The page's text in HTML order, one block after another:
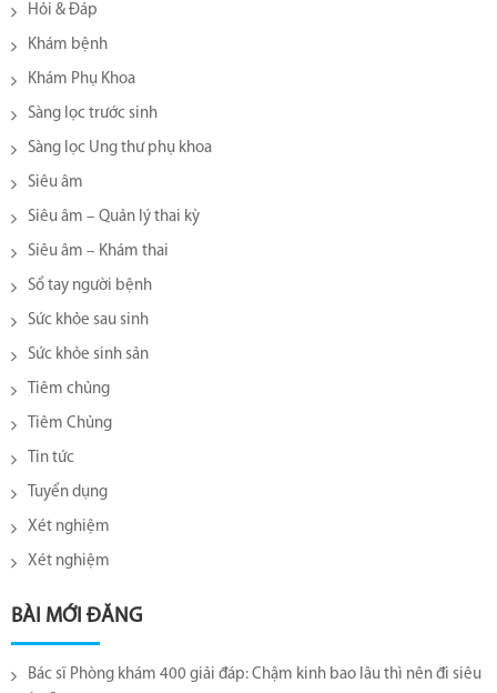
Hỏi & Đáp
Khám bệnh
Khám Phụ Khoa
Sàng lọc trước sinh
Sàng lọc Ung thư phụ khoa
Siêu âm
Siêu âm – Quản lý thai kỳ
Siêu âm – Khám thai
Sổ tay người bệnh
Sức khỏe sau sinh
Sức khỏe sinh sản
Tiêm chủng
Tiêm Chủng
Tin tức
Tuyển dụng
Xét nghiệm
Xét nghiệm
BÀI MỚI ĐĂNG
Bác sĩ Phòng khám 400 giải đáp: Chậm kinh bao lâu thì nên đi siêu